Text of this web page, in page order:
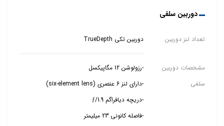
دوربین سلفی
تعداد لنز دوربین دوربین تکی TrueDepth
مشخصات دوربین
سلفی
-دارای لنز 6 عنصری (six‑element lens)
-فاصله کانونی 23 میلیمتر